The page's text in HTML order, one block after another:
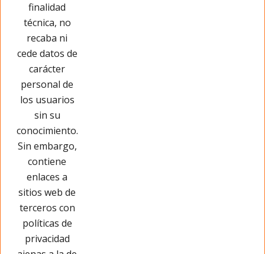
Páginas Legales
finalidad
técnica, no
recaba ni
cede datos de
carácter
personal de
los usuarios
sin su
conocimiento.
Sin embargo,
contiene
enlaces a
sitios web de
terceros con
políticas de
privacidad